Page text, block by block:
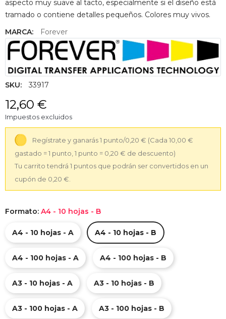
aspecto muy suave al tacto, especialmente si el diseño está
tramado o contiene detalles pequeños. Colores muy vivos.
MARCA:
Forever
SKU: 33917
12,60 €
Impuestos excluidos
Regístrate y ganarás 1 punto/0,20 € (Cada 10,00 €
gastado = 1 punto, 1 punto = 0,20 € de descuento)
Tu carrito tendrá 1 puntos que podrán ser convertidos en un
cupón de 0,20 €.
Formato: A4 - 10 hojas - B
A4 - 10 hojas - A A4 - 10 hojas - B
A4 - 100 hojas - A A4 - 100 hojas - B
A3 - 10 hojas - A A3 - 10 hojas - B
A3 - 100 hojas - A A3 - 100 hojas - B